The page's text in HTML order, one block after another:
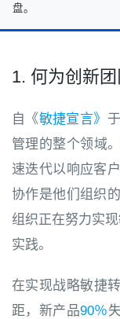
盘。
1. 何为创新
自《敏捷宣言》
管理的整个领域
速迭代以响应客
协作是他们组织
组织正在努力实
实践。
在实现战略敏捷
距，新产品90％